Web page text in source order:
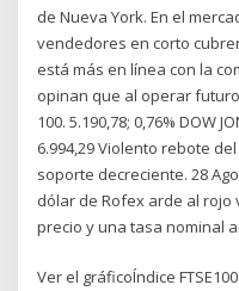
de Nueva York. En el
vendedores en corto
está más en línea con la
opinan que al operar
100. 5.190,78; 0,76% DOW
6.994,29 Violento rebote
soporte decreciente. 28
dólar de Rofex arde al rojo
precio y una tasa nominal
Ver el gráficoÍndice